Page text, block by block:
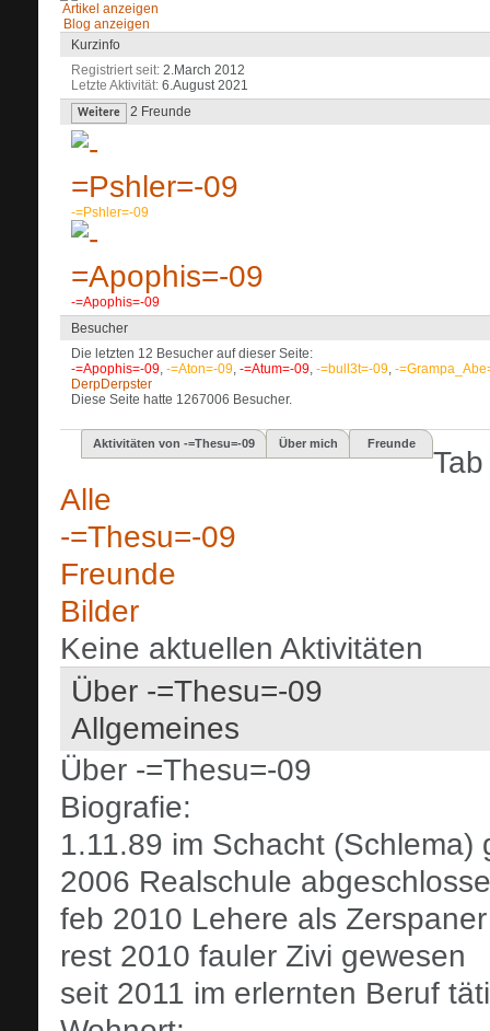
Artikel anzeigen
Blog anzeigen
Kurzinfo
Registriert seit 2.March 2012
Letzte Aktivität 6.August 2021
Weitere 2 Freunde
-=Pshler=-09
-=Apophis=-09
Besucher
Die letzten 12 Besucher auf dieser Seite:
-=Apophis=-09, -=Aton=-09, -=Atum=-09, -=bull3t=-09, -
DerpDerpster
Diese Seite hatte 1267006 Besucher.
Aktivitäten von -=Thesu=-09 Über mich Freunde
Alle
-=Thesu=-09
Freunde
Bilder
Keine aktuellen Aktivitäten
Über -=Thesu=-09
Allgemeines
Über -=Thesu=-09
Biografie:
1.11.89 im Schacht (Schlema)
2006 Realschule
feb 2010 Lehere als
rest 2010 fauler Zivi gewesen
seit 2011 im erlernten Beruf